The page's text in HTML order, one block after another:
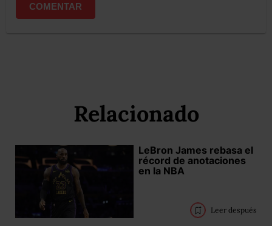
COMENTAR
Relacionado
LeBron James rebasa el
récord de anotaciones
en la NBA
Leer después